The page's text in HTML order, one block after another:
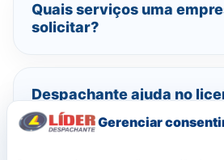
Gerenciar
Quais serviços uma
solicitar?
Despachante ajuda no
de veículos empresariais?